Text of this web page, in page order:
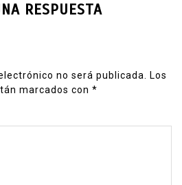
RESPUESTA
no será publicada. Los
marcados con *